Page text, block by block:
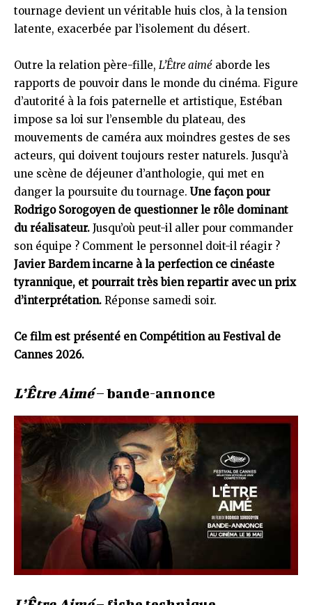
tournage devient un véritable huis clos, à la tension
latente, exacerbée par l’isolement du désert.
Outre la relation père-fille, L’Être aimé aborde les
rapports de pouvoir dans le monde du cinéma. Figure
d’autorité à la fois paternelle et artistique, Estéban
impose sa loi sur l’ensemble du plateau, des
mouvements de caméra aux moindres gestes de ses
acteurs, qui doivent toujours rester naturels. Jusqu’à
une scène de déjeuner d’anthologie, qui met en
danger la poursuite du tournage. Une façon pour
Rodrigo Sorogoyen de questionner le rôle dominant
du réalisateur. Jusqu’où peut-il aller pour commander
son équipe ? Comment le personnel doit-il réagir ?
Javier Bardem incarne à la perfection ce cinéaste
tyrannique, et pourrait très bien repartir avec un prix
d’interprétation. Réponse samedi soir.
Ce film est présenté en Compétition au Festival de
Cannes 2026.
L’Être Aimé– bande-annonce